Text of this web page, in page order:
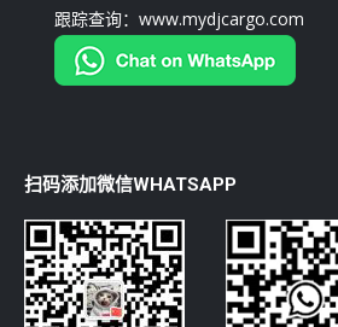
跟踪查询：www.mydjcargo.com
扫码添加微信WHATSAPP